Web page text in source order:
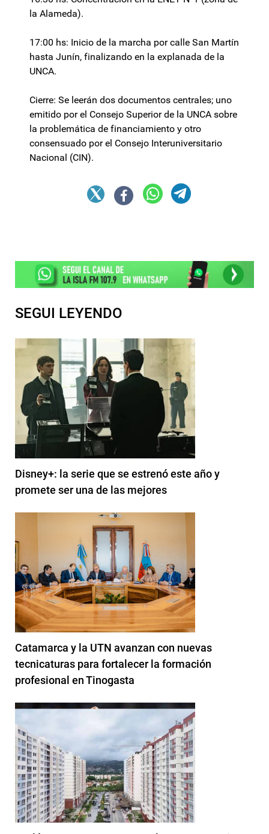
la Alameda).
17:00 hs: Inicio de la marcha por calle San Martín
hasta Junín, finalizando en la explanada de la
UNCA.
Cierre: Se leerán dos documentos centrales; uno
emitido por el Consejo Superior de la UNCA sobre
la problemática de financiamiento y otro
consensuado por el Consejo Interuniversitario
Nacional (CIN).
SEGUI LEYENDO
Disney+: la serie que se estrenó este año y
promete ser una de las mejores
Catamarca y la UTN avanzan con nuevas
tecnicaturas para fortalecer la formación
profesional en Tinogasta